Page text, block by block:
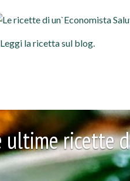
Leggi la ricetta sul blog.
ultime ricette